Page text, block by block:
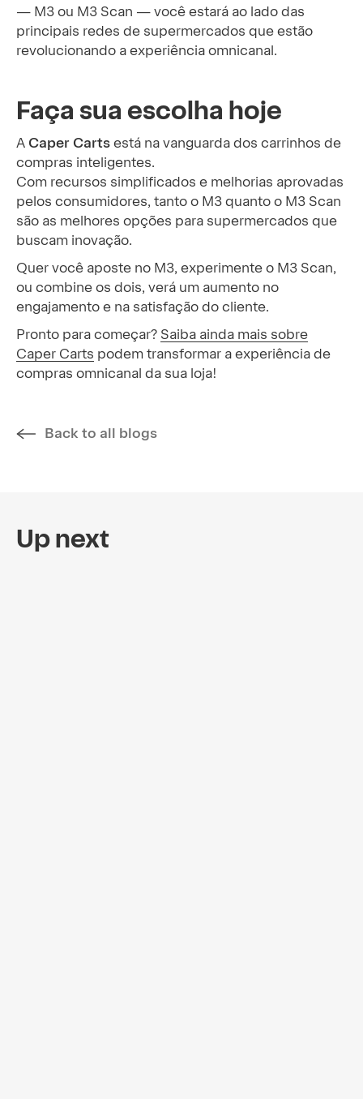
— M3 ou M3 Scan — você estará ao lado das
principais redes de supermercados que estão
revolucionando a experiência omnicanal.
Faça sua escolha hoje
A Caper Carts está na vanguarda dos carrinhos de
compras inteligentes.
Com recursos simplificados e melhorias aprovadas
pelos consumidores, tanto o M3 quanto o M3 Scan
são as melhores opções para supermercados que
buscam inovação.
Quer você aposte no M3, experimente o M3 Scan,
ou combine os dois, verá um aumento no
engajamento e na satisfação do cliente.
Pronto para começar? Saiba ainda mais sobre
Caper Carts podem transformar a experiência de
compras omnicanal da sua loja!
Back to all blogs
Up next